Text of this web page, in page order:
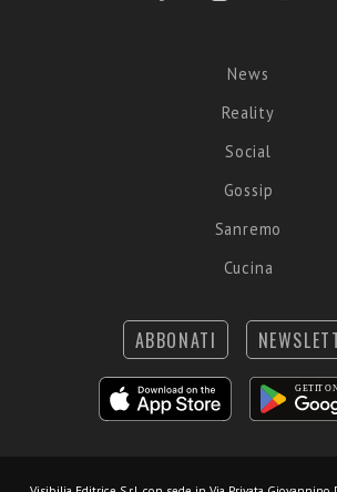
News
Reality
Social
Gossip
Sanremo
Cucina
ABBONATI